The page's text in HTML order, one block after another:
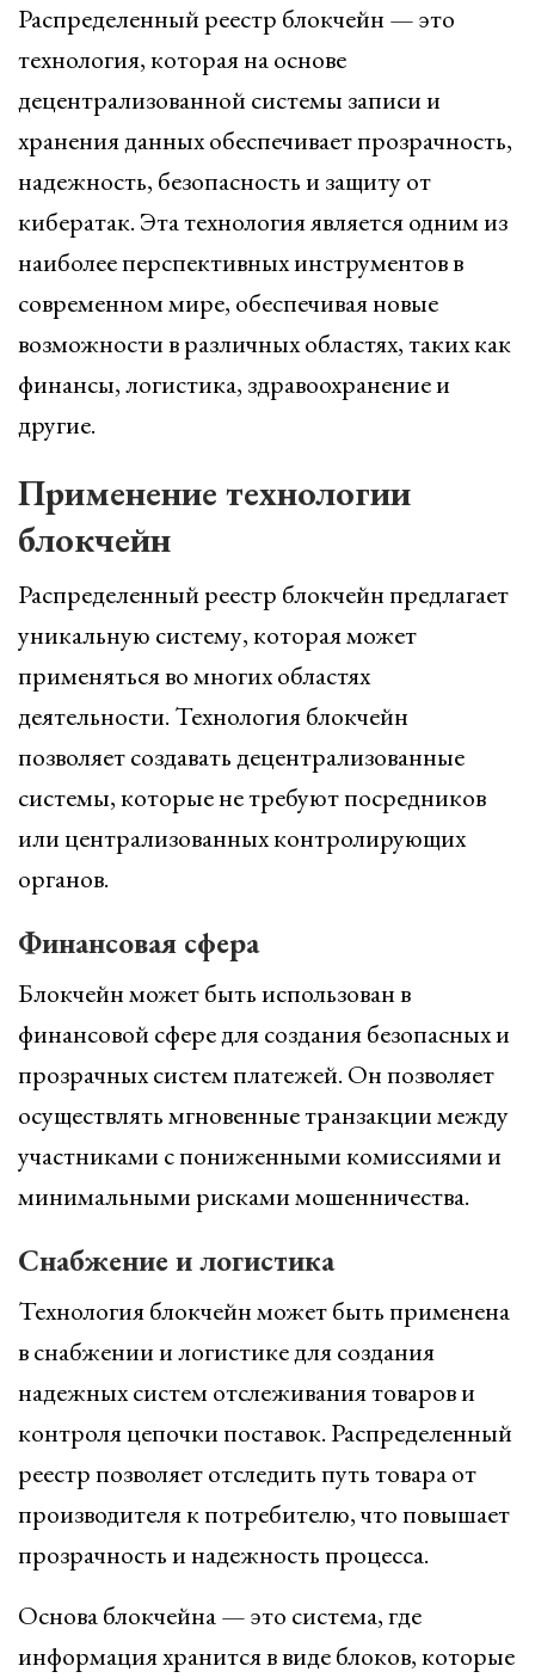
Распределенный реестр блокчейн — это
технология, которая на основе
децентрализованной системы записи и
хранения данных обеспечивает прозрачность,
надежность, безопасность и защиту от
кибератак. Эта технология является одним из
наиболее перспективных инструментов в
современном мире, обеспечивая новые
возможности в различных областях, таких как
финансы, логистика, здравоохранение и
другие.
Применение технологии
блокчейн
Распределенный реестр блокчейн предлагает
уникальную систему, которая может
применяться во многих областях
деятельности. Технология блокчейн
позволяет создавать децентрализованные
системы, которые не требуют посредников
или централизованных контролирующих
органов.
Финансовая сфера
Блокчейн может быть использован в
финансовой сфере для создания безопасных и
прозрачных систем платежей. Он позволяет
осуществлять мгновенные транзакции между
участниками с пониженными комиссиями и
минимальными рисками мошенничества.
Снабжение и логистика
Технология блокчейн может быть применена
в снабжении и логистике для создания
надежных систем отслеживания товаров и
контроля цепочки поставок. Распределенный
реестр позволяет отследить путь товара от
производителя к потребителю, что повышает
прозрачность и надежность процесса.
Основа блокчейна — это система, где
информация хранится в виде блоков, которые